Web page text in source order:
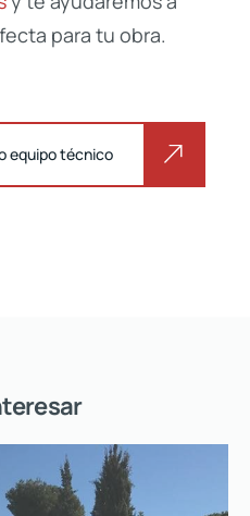
para tu obra.
equipo técnico